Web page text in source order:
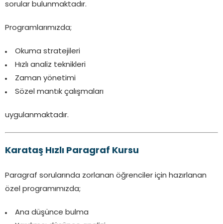
sorular bulunmaktadır.
Programlarımızda;
Okuma stratejileri
Hızlı analiz teknikleri
Zaman yönetimi
Sözel mantık çalışmaları
uygulanmaktadır.
Karataş Hızlı Paragraf Kursu
Paragraf sorularında zorlanan öğrenciler için hazırlanan
özel programımızda;
Ana düşünce bulma